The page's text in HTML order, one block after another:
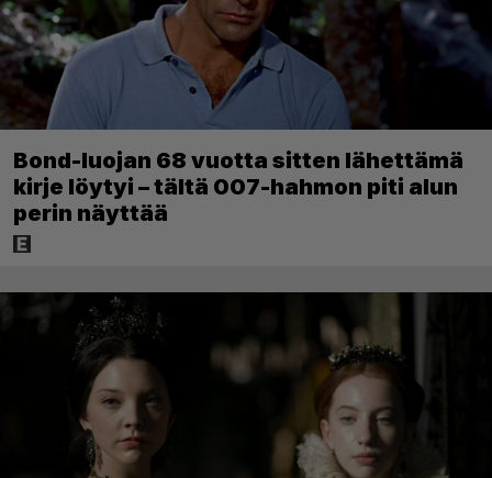
Bond-luojan 68 vuotta sitten lähettämä
kirje löytyi – tältä 007-hahmon piti alun
perin näyttää